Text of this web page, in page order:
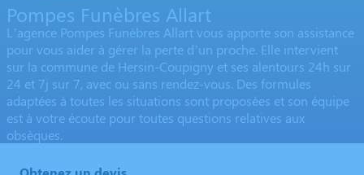
Pompes Funèbres Allart
L’agence Pompes Funèbres Allart vous apporte son assistance
pour vous aider à gérer la perte d’un proche. Elle intervient
sur la commune de Hersin-Coupigny et ses alentours 24h sur
24 et 7j sur 7, avec ou sans rendez-vous. Des formules
adaptées à toutes les situations sont proposées et son équipe
est à votre écoute pour toutes questions relatives aux
obsèques.